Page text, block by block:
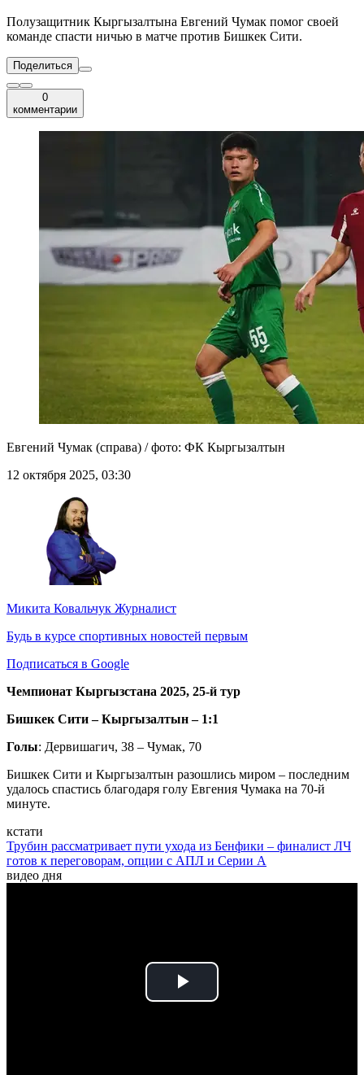
Полузащитник Кыргызалтына Евгений Чумак помог своей
команде спасти ничью в матче против Бишкек Сити.
Поделиться
0
комментарии
Евгений Чумак (справа) / фото: ФК Кыргызалтын
12 октября 2025, 03:30
Микита Ковальчук Журналист
Будь в курсе спортивных новостей первым
Подписаться в Google
Чемпионат Кыргызстана 2025, 25-й тур
Бишкек Сити – Кыргызалтын – 1:1
Голы: Дервишагич, 38 – Чумак, 70
Бишкек Сити и Кыргызалтын разошлись миром – последним
удалось спастись благодаря голу Евгения Чумака на 70-й
минуте.
кстати
Трубин рассматривает пути ухода из Бенфики – финалист ЛЧ
готов к переговорам, опции с АПЛ и Серии А
видео дня
Play